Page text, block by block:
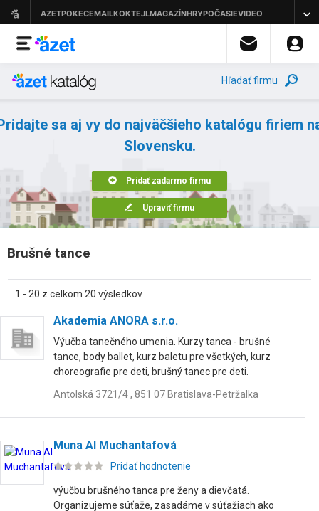
Hľadať firmu
sa aj vy do najväčšieho katalógu firiem
Slovensku.
Pridať zadarmo firmu
Upraviť firmu
Brušné tance
1 - 20 z celkom 20 výsledkov
Akademia ANORA s.r.o.
Výučba tanečného umenia. Kurzy tanca - brušné
tance, body ballet, kurz baletu pre všetkých, kurz
choreografie pre deti, brušný tanec pre deti.
Antolská 3721/4 , 851 07 Bratislava-Petržalka
Muna Al Muchantafová
Pridať hodnotenie
výučbu brušného tanca pre ženy a dievčatá.
Organizujeme súťaže, zasadáme v súťažiach ako